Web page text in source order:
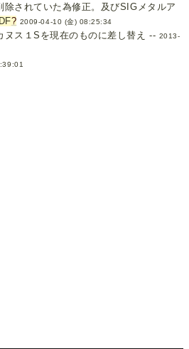
除されていた為修正。及びSIGメタルア
DF? 2009-04-10 (金) 08:25:34
ヌス１Sを現在のものに差し替え -- 2013-